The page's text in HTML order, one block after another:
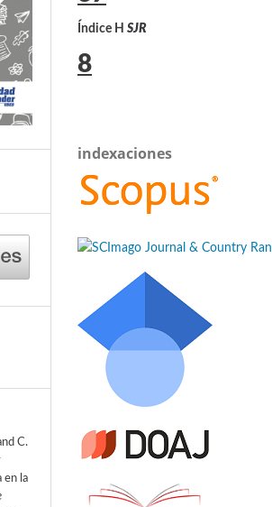
C.
en la
Índice H SJR
8
indexaciones